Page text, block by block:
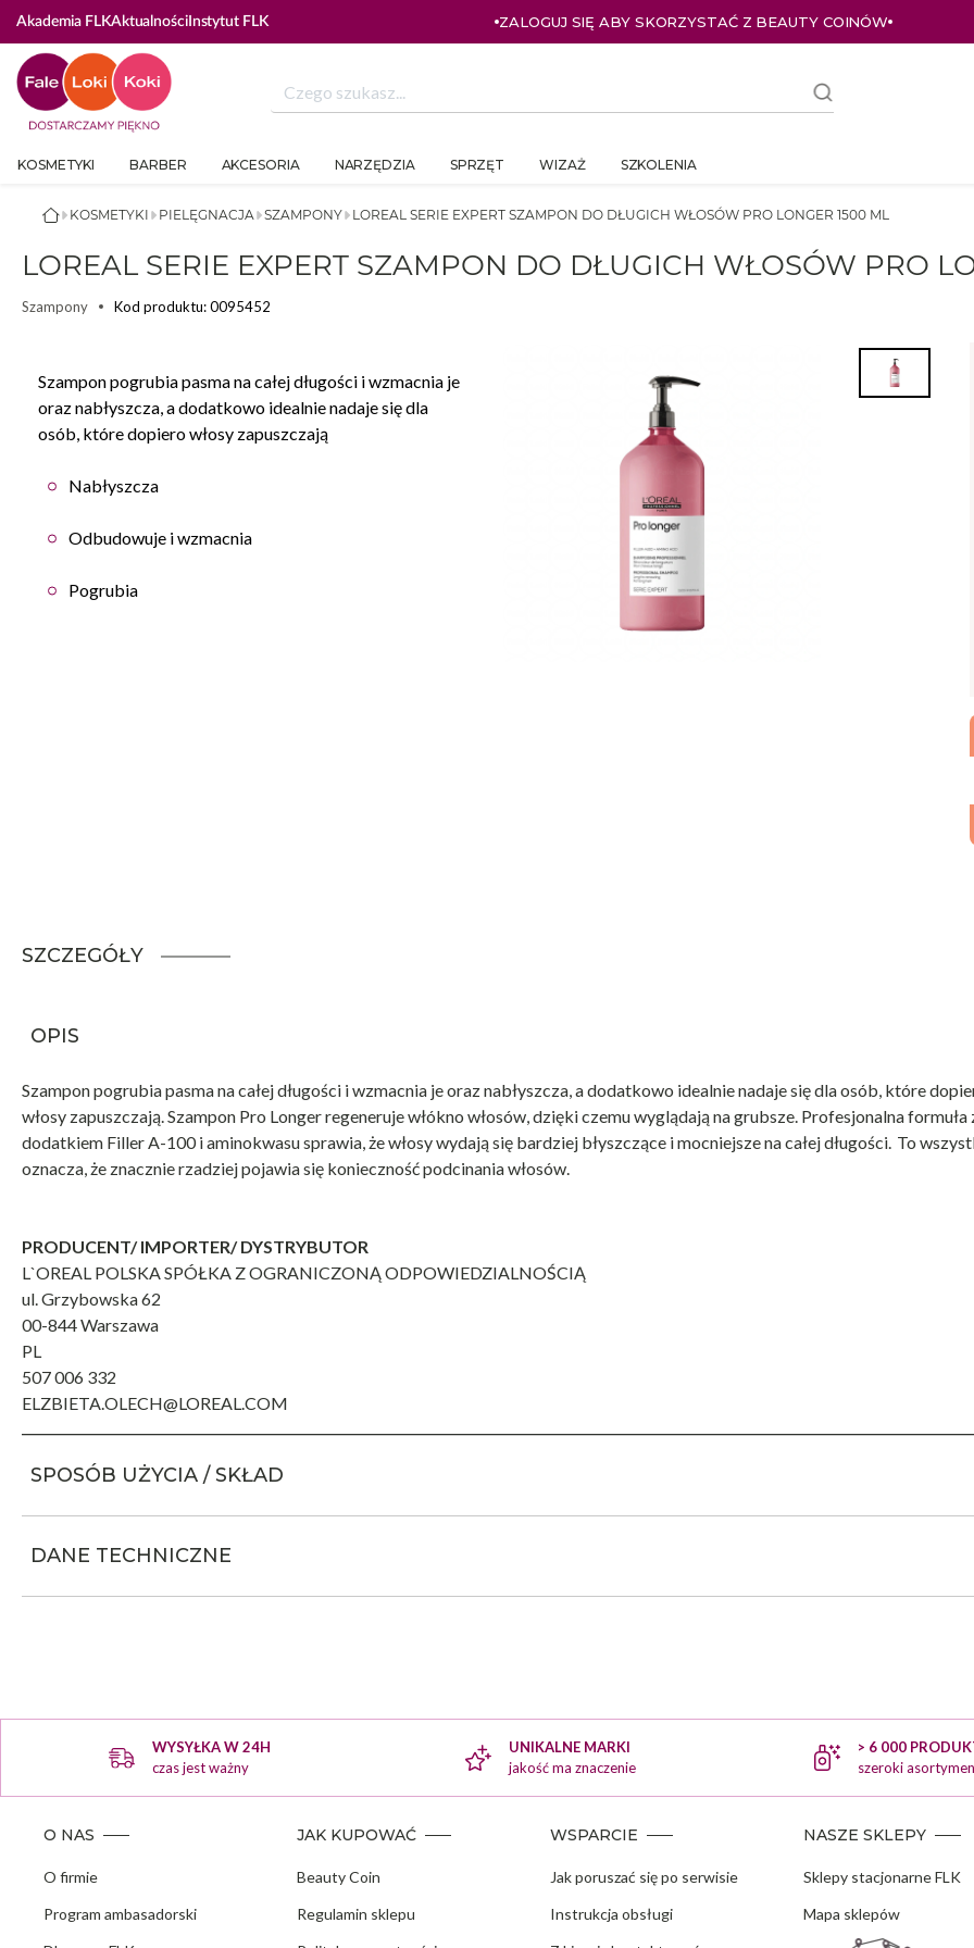
Akademia FLKAktualnościInstytut FLK ZALOGUJ SIĘ ABY SKORZYSTAĆ Z BEAUTY COINÓW
KOSMETYKI BARBER AKCESORIA NARZĘDZIA SPRZĘT WIZAŻ SZKOLENIA
LOREAL SERIE EXPERT SZAMPON DO DŁUGICH WŁOSÓW PRO LONGER 1500 ML
SZAMPONY
PIELĘGNACJA
KOSMETYKI
LOREAL SERIE EXPERT SZAMPON DO DŁUGICH WŁOSÓW PRO
Szampony Kod produktu: 0095452
Szampon pogrubia pasma na całej długości i wzmacnia je
oraz nabłyszcza, a dodatkowo idealnie nadaje się dla
osób, które dopiero włosy zapuszczają
Nabłyszcza
Odbudowuje i wzmacnia
Pogrubia
SZCZEGÓŁY
OPIS
Szampon pogrubia pasma na całej długości i wzmacnia je oraz nabłyszcza, a dodatkowo idealnie nadaje się dla osób, które
włosy zapuszczają. Szampon Pro Longer regeneruje włókno włosów, dzięki czemu wyglądają na grubsze. Profesjonalna formuła
dodatkiem Filler A-100 i aminokwasu sprawia, że włosy wydają się bardziej błyszczące i mocniejsze na całej długości. To
oznacza, że znacznie rzadziej pojawia się konieczność podcinania włosów.
PRODUCENT/ IMPORTER/ DYSTRYBUTOR
L`OREAL POLSKA SPÓŁKA Z OGRANICZONĄ ODPOWIEDZIALNOŚCIĄ
ul. Grzybowska 62
00-844 Warszawa
PL
507 006 332
ELZBIETA.OLECH@LOREAL.COM
SPOSÓB UŻYCIA / SKŁAD
DANE TECHNICZNE
WYSYŁKA W 24H
czas jest ważny
UNIKALNE MARKI
jakość ma znaczenie
> 6 000
szeroki
O NAS
O firmie
Program ambasadorski
JAK KUPOWAĆ
Beauty Coin
Regulamin sklepu
WSPARCIE
Jak poruszać się po serwisie
Instrukcja obsługi
NASZE SKLEPY
Sklepy stacjonarne FLK
Mapa sklepów